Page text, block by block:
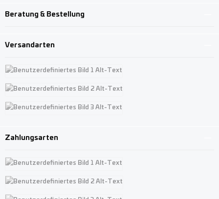
Beratung & Bestellung
Versandarten
Benutzerdefiniertes Bild 1
Benutzerdefiniertes Bild 2
Zahlungsarten
Benutzerdefiniertes Bild 1
Benutzerdefiniertes Bild 2